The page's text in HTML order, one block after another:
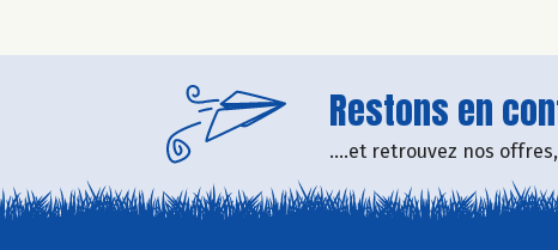
Restons en
....et retrouvez nos